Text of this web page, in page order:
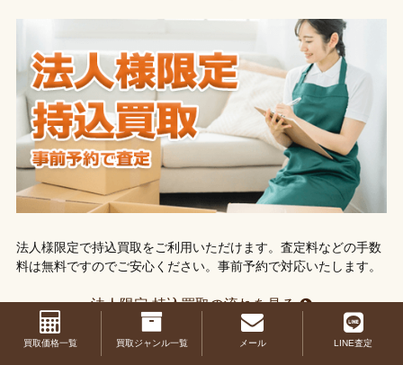
法人様限定で持込買取をご利用いただけます。査定料などの手数
料は無料ですのでご安心ください。事前予約で対応いたします。
法人限定 持込買取の流れを見る
買取価格一覧 買取ジャンル一覧 メール LINE査定